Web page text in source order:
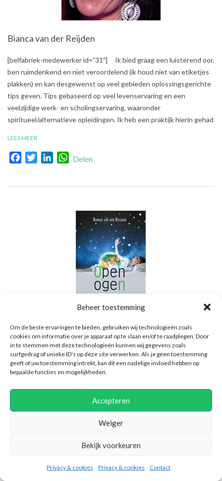
Beheer toestemming
Om de beste ervaringen te bieden, gebruiken wij technologieën zoals
cookies om informatie over je apparaat op te slaan en/of te raadplegen. Door
in te stemmen met deze technologieën kunnen wij gegevens zoals
surfgedrag of unieke ID's op deze site verwerken. Als je geen toestemming
geeft of uw toestemming intrekt, kan dit een nadelige invloed hebben op
bepaalde functies en mogelijkheden.
Accepteren
Weiger
Bekijk voorkeuren
Privacy & cookies Privacy & cookies Contact
Bianca van der Reijden
2018-
08-
23
[belfabriek-medewerker id=”31″] Ik bied graag een luisterend oor,
ben ruimdenkend en niet veroordelend (ik houd niet van etiketjes
plakken) en kan desgewenst op veel gebieden oplossingsgerichte
tips geven. Tips gebaseerd op veel levenservaring en een
veelzijdige werk- en scholingservaring, waaronder
spiritueel/alternatieve opleidingen. Ik heb een praktijk hierin gehad
LEES MEER
FacebookTwitterLinkedInWhatsApp
Delen
Open ogen – Bianca van der Reijden
2018-
08-
10
Tip bij artikel ‘Hooggevoeligheid of HSP, een last of kracht?’: Er zijn
veel hooggevoelige kinderen met diagnoses als ADHD en autisme.
Dit boek geeft heldere, nuttige en praktische informatie over de
wereld kunnen hebben. Het boek gaat over jongeren, maar is ook